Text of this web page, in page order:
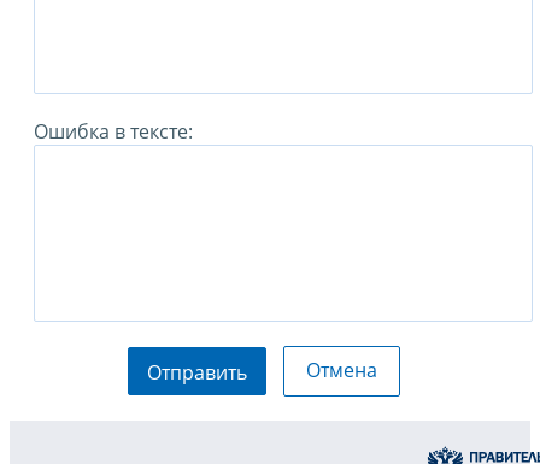
Ошибка в тексте:
Отправить Отмена